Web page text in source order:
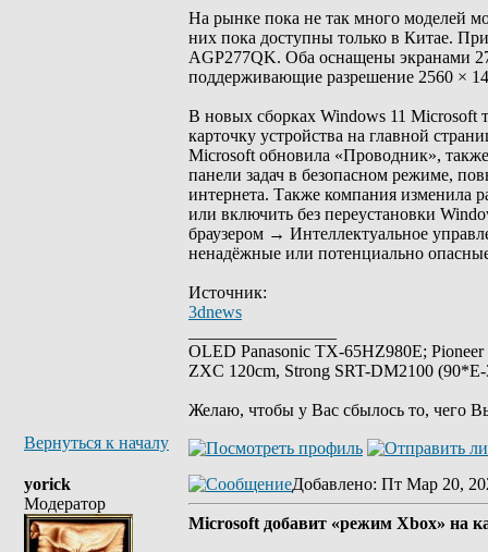
На рынке пока не так много моделей
них пока доступны только в Китае.
AGP277QK. Оба оснащены экранами
поддерживающие разрешение 2560 ×
В новых сборках Windows 11
карточку устройства на главной
Microsoft обновила «Проводник»,
панели задач в безопасном режиме,
интернета. Также компания изменила
или включить без переустановки
браузером → Интеллектуальное
ненадёжные или потенциально
Источник:
3dnews
OLED Panasonic TX-65HZ980E;
ZXC 120cm, Strong SRT-DM2100
Желаю, чтобы у Вас сбылось то, чего
Вернуться к началу
yorick
Модератор
Добавлено: Пт Мар 20,
Microsoft добавит «режим Xbox» на